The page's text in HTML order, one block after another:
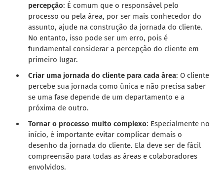
percepção: É comum que o responsável pelo
processo ou pela área, por ser mais conhecedor do
assunto, ajude na construção da jornada do cliente.
No entanto, isso pode ser um erro, pois é
fundamental considerar a percepção do cliente em
primeiro lugar.
Criar uma jornada do cliente para cada área: O cliente
percebe sua jornada como única e não precisa saber
se uma fase depende de um departamento e a
próxima de outro.
Tornar o processo muito complexo: Especialmente no
início, é importante evitar complicar demais o
desenho da jornada do cliente. Ela deve ser de fácil
compreensão para todas as áreas e colaboradores
envolvidos.